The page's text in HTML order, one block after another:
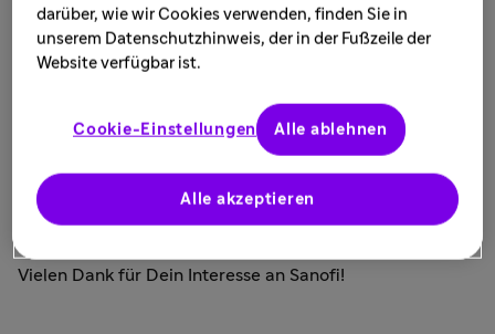
Apotheker*in.
Ärzt*innen bitten wir, die gesetzlich vorgesehenen
einzuhalten. Dieses Kontaktformular ist dafür nicht
geeignet. Deine Meldung wird selbstverständlich
Wir bemühen uns alle Anfragen zeitnah und individuell
zu beantworten.
Vielen Dank für Dein Interesse an Sanofi!
darüber, wie wir Cookies verwenden, finden Sie in
unserem Datenschutzhinweis, der in der Fußzeile der
Website verfügbar ist.
Cookie-Einstellungen
Alle akzeptieren
Alle ablehnen